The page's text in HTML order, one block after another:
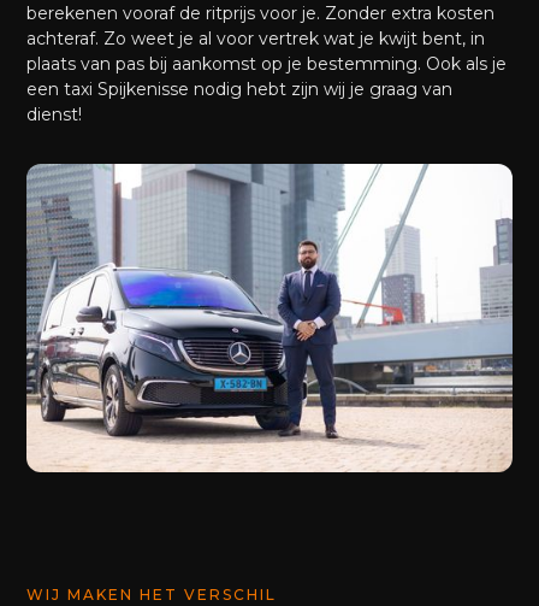
berekenen vooraf de ritprijs voor je. Zonder extra kosten
achteraf. Zo weet je al voor vertrek wat je kwijt bent, in
plaats van pas bij aankomst op je bestemming. Ook als je
een taxi Spijkenisse nodig hebt zijn wij je graag van
dienst!
WIJ MAKEN HET VERSCHIL